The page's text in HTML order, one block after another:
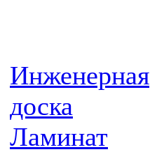
Инженерная
доска
Ламинат